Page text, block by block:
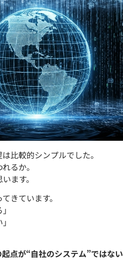
比較的シンプルでした。
るか。
ます。
きています。
点が“自社のシステム”ではない